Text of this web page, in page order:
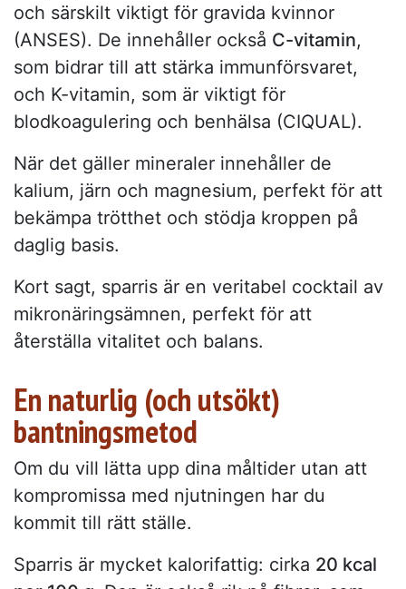
och särskilt viktigt för gravida kvinnor
(ANSES). De innehåller också C-vitamin,
som bidrar till att stärka immunförsvaret,
och K-vitamin, som är viktigt för
blodkoagulering och benhälsa (CIQUAL).
När det gäller mineraler innehåller de
kalium, järn och magnesium, perfekt för att
bekämpa trötthet och stödja kroppen på
daglig basis.
Kort sagt, sparris är en veritabel cocktail av
mikronäringsämnen, perfekt för att
återställa vitalitet och balans.
En naturlig (och utsökt)
bantningsmetod
Om du vill lätta upp dina måltider utan att
kompromissa med njutningen har du
kommit till rätt ställe.
Sparris är mycket kalorifattig: cirka 20 kcal